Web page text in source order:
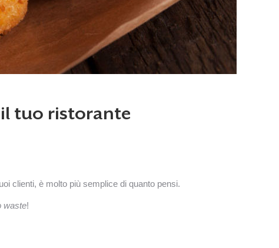
il tuo ristorante
clienti, è molto più semplice di quanto pensi.
waste!